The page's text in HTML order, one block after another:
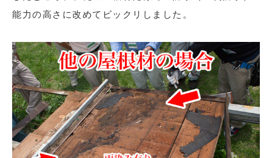
能力の高さに改めてビックリしました。